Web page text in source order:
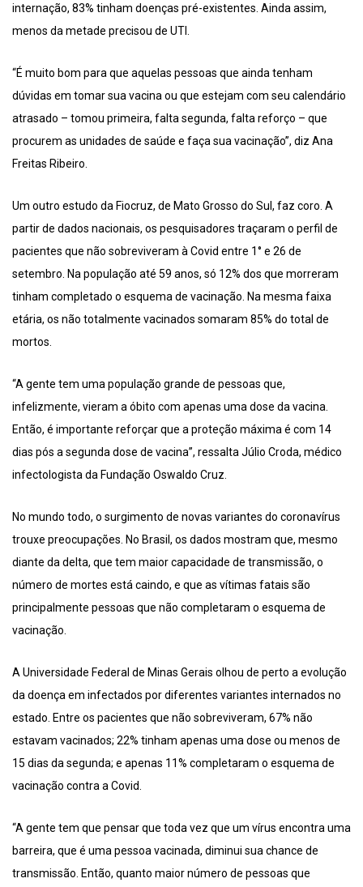
internação, 83% tinham doenças pré-existentes. Ainda assim,
menos da metade precisou de UTI.
“É muito bom para que aquelas pessoas que ainda tenham
dúvidas em tomar sua vacina ou que estejam com seu calendário
atrasado – tomou primeira, falta segunda, falta reforço – que
procurem as unidades de saúde e faça sua vacinação”, diz Ana
Freitas Ribeiro.
Um outro estudo da Fiocruz, de Mato Grosso do Sul, faz coro. A
partir de dados nacionais, os pesquisadores traçaram o perfil de
pacientes que não sobreviveram à Covid entre 1° e 26 de
setembro. Na população até 59 anos, só 12% dos que morreram
tinham completado o esquema de vacinação. Na mesma faixa
etária, os não totalmente vacinados somaram 85% do total de
mortos.
“A gente tem uma população grande de pessoas que,
infelizmente, vieram a óbito com apenas uma dose da vacina.
Então, é importante reforçar que a proteção máxima é com 14
dias pós a segunda dose de vacina”, ressalta Júlio Croda, médico
infectologista da Fundação Oswaldo Cruz.
No mundo todo, o surgimento de novas variantes do coronavírus
trouxe preocupações. No Brasil, os dados mostram que, mesmo
diante da delta, que tem maior capacidade de transmissão, o
número de mortes está caindo, e que as vítimas fatais são
principalmente pessoas que não completaram o esquema de
vacinação.
A Universidade Federal de Minas Gerais olhou de perto a evolução
da doença em infectados por diferentes variantes internados no
estado. Entre os pacientes que não sobreviveram, 67% não
estavam vacinados; 22% tinham apenas uma dose ou menos de
15 dias da segunda; e apenas 11% completaram o esquema de
vacinação contra a Covid.
“A gente tem que pensar que toda vez que um vírus encontra uma
barreira, que é uma pessoa vacinada, diminui sua chance de
transmissão. Então, quanto maior número de pessoas que